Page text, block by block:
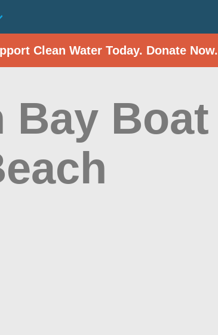
Clean Water Today. Donate Now.
Bay Boat